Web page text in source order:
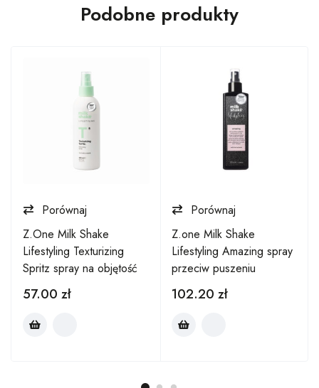
Podobne produkty
Porównaj
Z.One Milk Shake
Lifestyling Texturizing
Spritz spray na objętość
57.00 zł
Porównaj
Z.one Milk Shake
Lifestyling Amazing spray
przeciw puszeniu
102.20 zł